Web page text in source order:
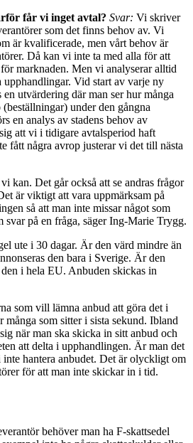
får vi inget avtal? Svar: Vi skriver
som det finns behov av. Vi
är kvalificerade, men vårt behov är
Då kan vi inte ta med alla för att
marknaden. Men vi analyserar alltid
Vid start av varje ny
utvärdering där man ser hur många
under den gångna
en analys av stadens behov av
att vi i tidigare avtalsperiod haft
fått några avrop justerar vi det till nästa
kan. Det går också att se andras frågor
är viktigt att vara uppmärksam på
så att man inte missar något som
svar på en fråga, säger Ing-Marie Trygg.
ute i 30 dagar. Är den värd mindre än
den bara i Sverige. Är den
den i hela EU. Anbuden skickas in
som vill lämna anbud att göra det i
som sitter i sista sekund. Ibland
när man ska skicka in sitt anbud och
att delta i upphandlingen. Är man det
hantera anbudet. Det är olyckligt om
för att man inte skickar in i tid.
behöver man ha F-skattsedel